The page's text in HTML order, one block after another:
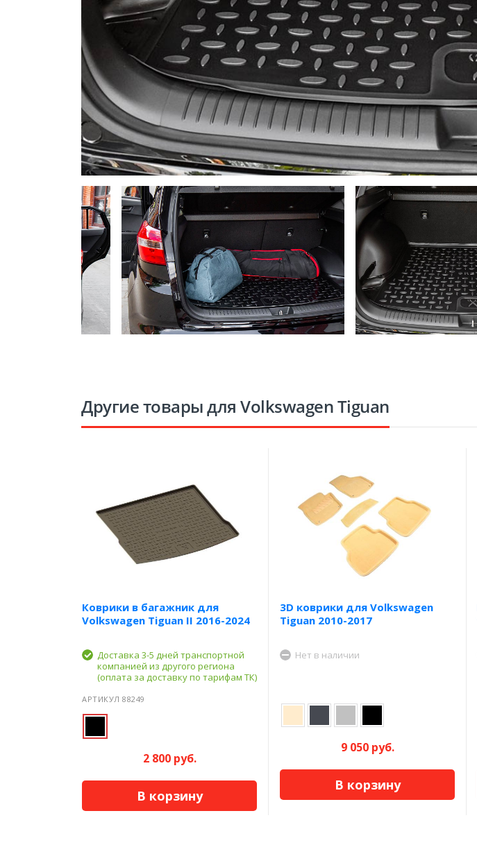
Другие товары для Volkswagen Tiguan
Коврики в багажник для
Volkswagen Tiguan II 2016-2024
Доставка 3-5 дней транспортной
компанией из другого региона
(оплата за доставку по тарифам ТК)
АРТИКУЛ 88249
2 800 руб.
В корзину
3D коврики для Volkswagen
Tiguan 2010-2017
Нет в наличии
9 050 руб.
В корзину